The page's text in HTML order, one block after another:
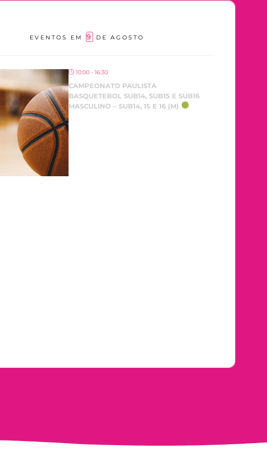
EVENTOS EM 9 DE AGOSTO
10:00 - 16:30
CAMPEONATO PAULISTA
BASQUETEBOL SUB14, SUB15 E SUB16
MASCULINO – SUB14, 15 E 16 (M)